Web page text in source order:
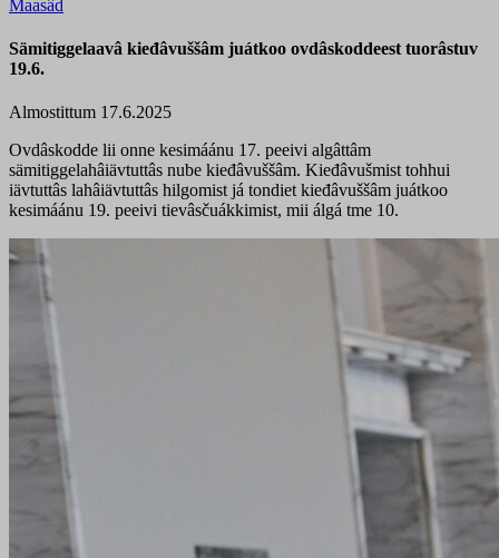
Maasâd
Sämitiggelaavâ kieđâvuššâm juátkoo ovdâskoddeest tuorâstuv
19.6.
Almostittum 17.6.2025
Ovdâskodde lii onne kesimáánu 17. peeivi algâttâm
sämitiggelahâiävtuttâs nube kieđâvuššâm. Kieđâvušmist tohhui
iävtuttâs lahâiävtuttâs hilgomist já tondiet kieđâvuššâm juátkoo
kesimáánu 19. peeivi tievâsčuákkimist, mii álgá tme 10.